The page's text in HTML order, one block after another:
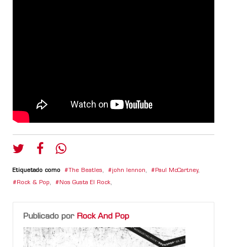
Etiquetado como The Beatles, john lennon, Paul McCartney,
Rock & Pop, Nos Gusta El Rock,
Publicado por Rock And Pop